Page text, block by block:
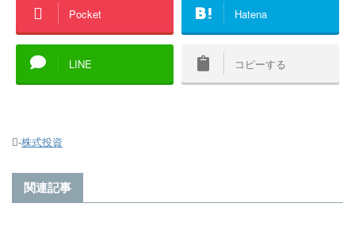
Pocket Hatena
LINE コピーする
-株式投資
関連記事